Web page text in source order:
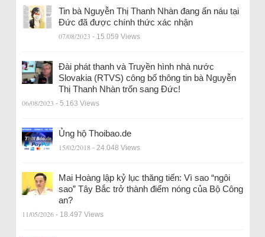
Tin bà Nguyễn Thị Thanh Nhàn đang ẩn náu tại
Đức đã được chính thức xác nhận
07/08/2023 - 15.059 Views
Đài phát thanh và Truyền hình nhà nước
Slovakia (RTVS) công bố thông tin bà Nguyễn
Thị Thanh Nhàn trốn sang Đức!
06/08/2023 - 5.163 Views
Ủng hộ Thoibao.de
15/02/2018 - 24.048 Views
Mai Hoàng lập kỷ lục thăng tiến: Vì sao “ngôi
sao” Tây Bắc trở thành điểm nóng của Bộ Công
an?
11/05/2026 - 18.497 Views